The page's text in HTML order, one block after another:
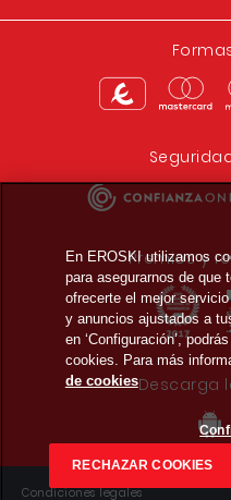
Premios y
Descarga
Condiciones legales
En EROSKI utilizamos
para asegurarnos de que
ofrecerte el mejor
y anuncios ajustados a
en ‘Configuración’,
cookies. Para más
de cookies
RECHAZAR COOKIES